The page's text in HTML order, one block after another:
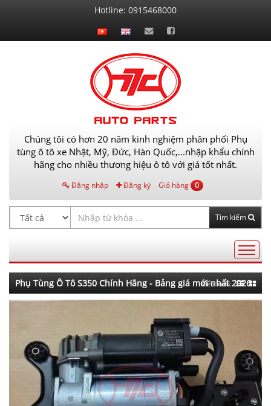
hệ
Hotline: 0915468000
Chúng tôi có hơn 20 năm kinh nghiệm phân phối Phụ
tùng ô tô xe Nhật, Mỹ, Đức, Hàn Quốc,...nhập khẩu chính
hãng cho nhiều thương hiệu ô tô với giá tốt nhất.
Đăng nhập Đăng ký Giỏ hàng 0
Tìm kiếm
AutoPart
Phụ Tùng Ô Tô S350 Chính Hãng - Bảng giá mới nhất 2026
Kiểu xem: